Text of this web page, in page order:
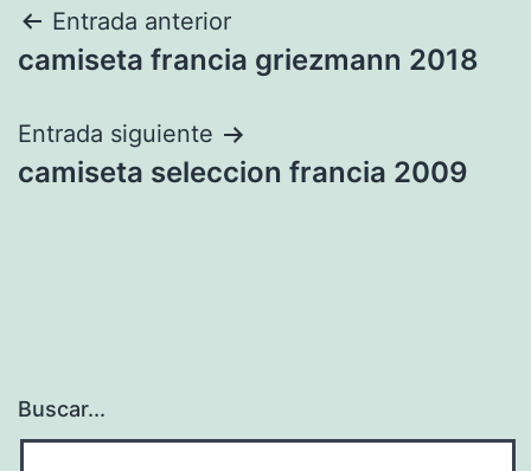
Navegación
de
entradas
Entrada anterior
camiseta francia griezmann 2018
Entrada siguiente
camiseta seleccion francia 2009
Buscar...